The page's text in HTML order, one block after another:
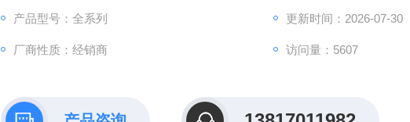
修，保养服务。
产品型号：全系列 更新时间：2026-07-30
厂商性质：经销商 访问量：5607